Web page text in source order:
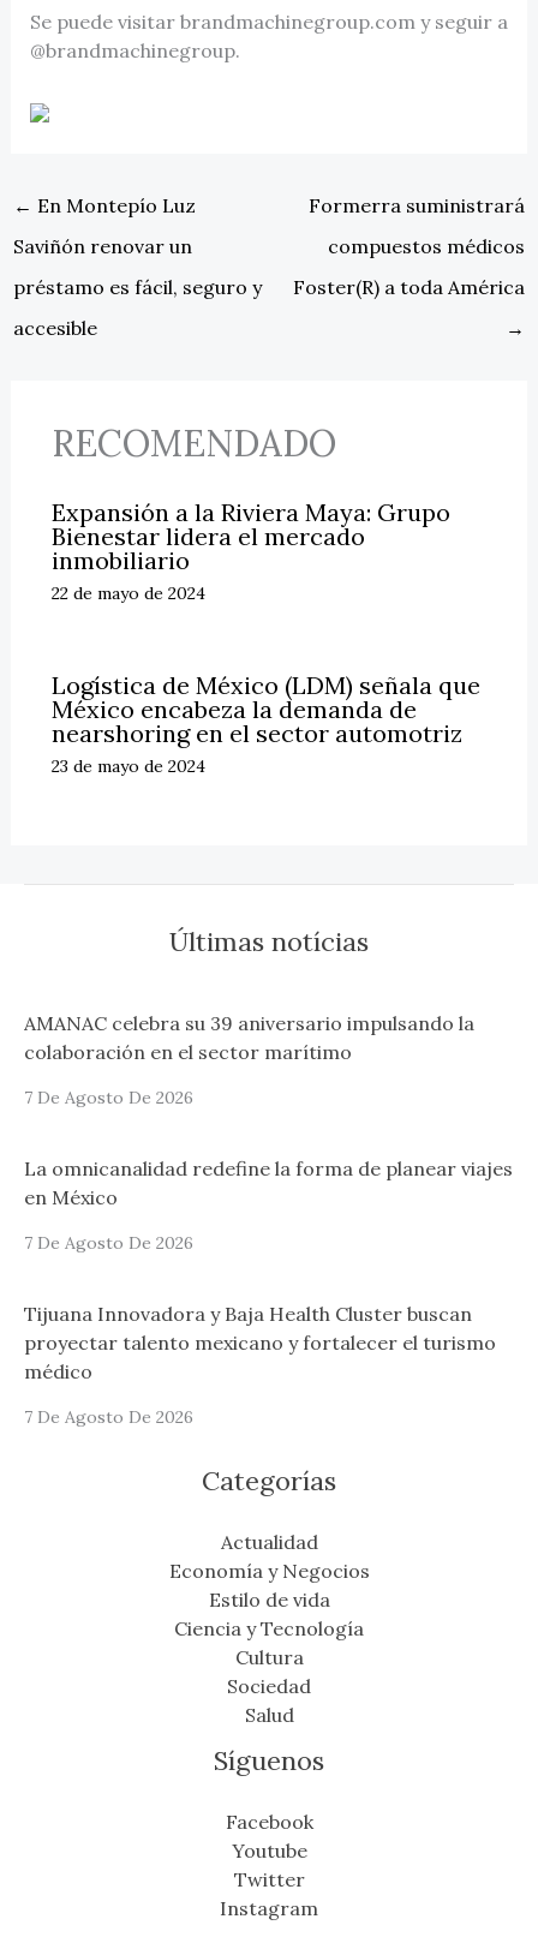
Se puede visitar brandmachinegroup.com y seguir a
@brandmachinegroup.
← En Montepío Luz
Saviñón renovar un
préstamo es fácil, seguro y
accesible
Formerra suministrará
compuestos médicos
Foster(R) a toda América
→
RECOMENDADO
Expansión a la Riviera Maya: Grupo
Bienestar lidera el mercado
inmobiliario
22 de mayo de 2024
Logística de México (LDM) señala que
México encabeza la demanda de
nearshoring en el sector automotriz
23 de mayo de 2024
Últimas notícias
AMANAC celebra su 39 aniversario impulsando la
colaboración en el sector marítimo
7 De Agosto De 2026
La omnicanalidad redefine la forma de planear viajes
en México
7 De Agosto De 2026
Tijuana Innovadora y Baja Health Cluster buscan
proyectar talento mexicano y fortalecer el turismo
médico
7 De Agosto De 2026
Categorías
Actualidad
Economía y Negocios
Estilo de vida
Ciencia y Tecnología
Cultura
Sociedad
Salud
Síguenos
Facebook
Youtube
Twitter
Instagram